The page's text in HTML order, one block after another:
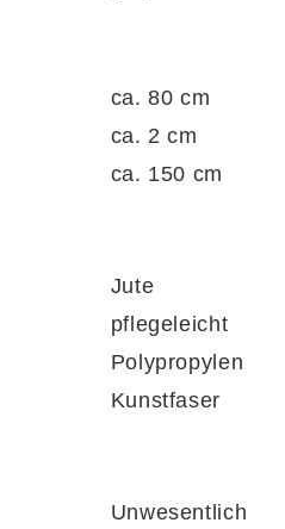
ca. 80 cm
ca. 2 cm
ca. 150 cm
Jute
pflegeleicht
Polypropylen
Kunstfaser
Unwesentlich